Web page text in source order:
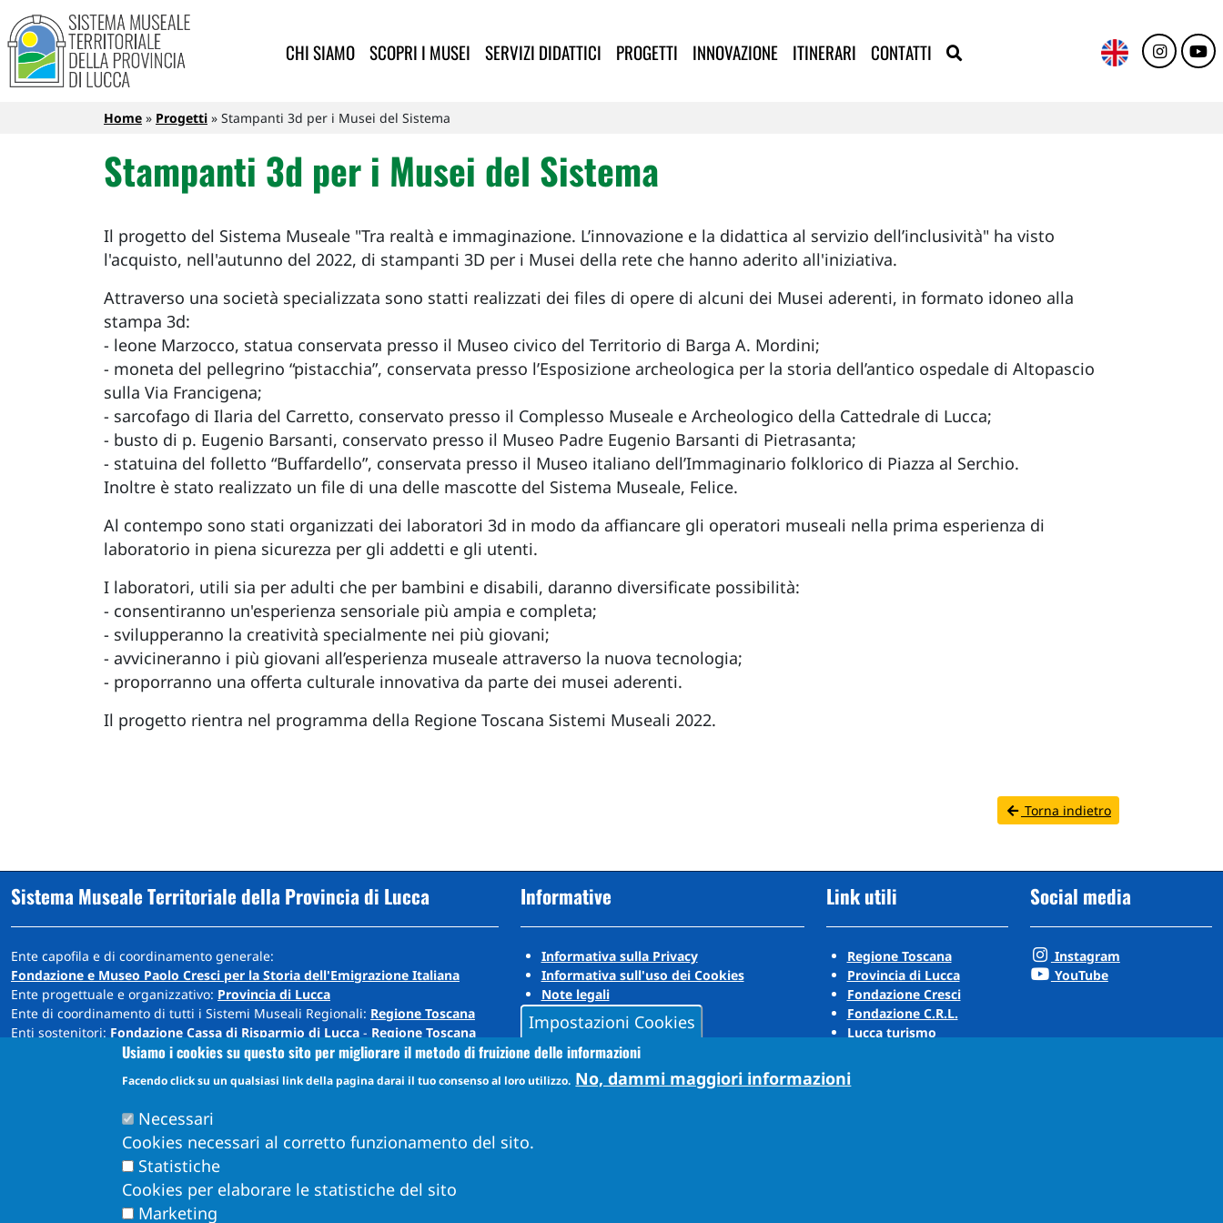
Salta al contenuto principale
Sistema Museale Territoriale della Provincia di Lucca
Navigazione principale
CHI SIAMO SCOPRI I MUSEI SERVIZI DIDATTICI PROGETTI INNOVAZIONE ITINERARI CONTATTI
Briciole di pane
Home Progetti Stampanti 3d per i Musei del Sistema
Stampanti 3d per i Musei del Sistema
Il progetto del Sistema Museale "Tra realtà e immaginazione. L’innovazione e la didattica al servizio dell’inclusività" ha visto
l'acquisto, nell'autunno del 2022, di stampanti 3D per i Musei della rete che hanno aderito all'iniziativa.
Attraverso una società specializzata sono statti realizzati dei files di opere di alcuni dei Musei aderenti, in formato idoneo alla
stampa 3d:
- leone Marzocco, statua conservata presso il Museo civico del Territorio di Barga A. Mordini;
- moneta del pellegrino “pistacchia”, conservata presso l’Esposizione archeologica per la storia dell’antico ospedale di Altopascio
sulla Via Francigena;
- sarcofago di Ilaria del Carretto, conservato presso il Complesso Museale e Archeologico della Cattedrale di Lucca;
- busto di p. Eugenio Barsanti, conservato presso il Museo Padre Eugenio Barsanti di Pietrasanta;
- statuina del folletto “Buffardello”, conservata presso il Museo italiano dell’Immaginario folklorico di Piazza al Serchio.
Inoltre è stato realizzato un file di una delle mascotte del Sistema Museale, Felice.
Al contempo sono stati organizzati dei laboratori 3d in modo da affiancare gli operatori museali nella prima esperienza di
laboratorio in piena sicurezza per gli addetti e gli utenti.
I laboratori, utili sia per adulti che per bambini e disabili, daranno diversificate possibilità:
- consentiranno un'esperienza sensoriale più ampia e completa;
- svilupperanno la creatività specialmente nei più giovani;
- avvicineranno i più giovani all’esperienza museale attraverso la nuova tecnologia;
- proporranno una offerta culturale innovativa da parte dei musei aderenti.
Il progetto rientra nel programma della Regione Toscana Sistemi Museali 2022.
Torna indietro
Sistema Museale Territoriale della Provincia di Lucca
Ente capofila e di coordinamento generale:
Fondazione e Museo Paolo Cresci per la Storia dell'Emigrazione Italiana
Ente progettuale e organizzativo: Provincia di Lucca
Ente di coordinamento di tutti i Sistemi Museali Regionali: Regione Toscana
Enti sostenitori: Fondazione Cassa di Risparmio di Lucca - Regione Toscana
Sede: Cortile Carrara - Palazzo Ducale - 55100 Lucca
info@museiprovincialucca.it
Informative
Informativa sulla Privacy
Informativa sull'uso dei Cookies
Note legali
Link utili
Regione Toscana
Provincia di Lucca
Fondazione Cresci
Fondazione C.R.L.
Lucca turismo
Puccini Lands
Social media
Instagram
YouTube
Impostazioni Cookies
Usiamo i cookies su questo sito per migliorare il metodo di fruizione delle informazioni
Facendo click su un qualsiasi link della pagina darai il tuo consenso al loro utilizzo. No, dammi maggiori informazioni
Necessari
Cookies necessari al corretto funzionamento del sito.
Statistiche
Cookies per elaborare le statistiche del sito
Marketing